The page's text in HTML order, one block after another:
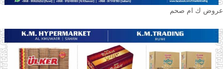
عروض ك ام صحم